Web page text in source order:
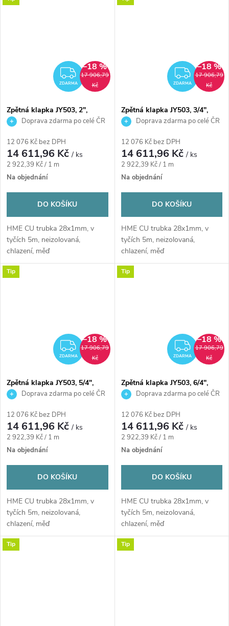
ZDARMA
ZDARMA
17 906,79
Kč
–18 %
Zpětná klapka JY503, 2",
mosaz/plast
Doprava zdarma po celé ČR
12 076 Kč bez DPH
14 611,96 Kč/ ks
Měrná
cena:
2 922,39 Kč / 1 m
Na objednání
DO KOŠÍKU
HME CU trubka 28x1mm, v
tyčích 5m, neizolovaná,
chlazení, měď
ZDARMA
17 906,79
Kč
–18 %
Zpětná klapka JY503, 3/4",
mosaz/plast
Doprava zdarma po celé ČR
12 076 Kč bez DPH
14 611,96 Kč/ ks
Měrná
cena:
2 922,39 Kč / 1 m
Na objednání
DO KOŠÍKU
HME CU trubka 28x1mm, v
tyčích 5m, neizolovaná,
chlazení, měď
Tip
ZDARMA
ZDARMA
17 906,79
Kč
–18 %
Zpětná klapka JY503, 5/4",
mosaz/plast
Doprava zdarma po celé ČR
12 076 Kč bez DPH
14 611,96 Kč/ ks
Měrná
cena:
2 922,39 Kč / 1 m
Na objednání
DO KOŠÍKU
HME CU trubka 28x1mm, v
tyčích 5m, neizolovaná,
chlazení, měď
Tip
ZDARMA
17 906,79
Kč
–18 %
Zpětná klapka JY503, 6/4",
mosaz/plast
Doprava zdarma po celé ČR
12 076 Kč bez DPH
14 611,96 Kč/ ks
Měrná
cena:
2 922,39 Kč / 1 m
Na objednání
DO KOŠÍKU
HME CU trubka 28x1mm, v
tyčích 5m, neizolovaná,
chlazení, měď
Tip Tip